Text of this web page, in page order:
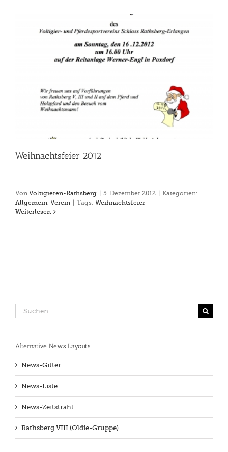
Weihnachtsfeier 2012
Von Voltigieren-Rathsberg | 5. Dezember 2012 | Kategorien:
Allgemein, Verein | Tags: Weihnachtsfeier
Weiterlesen
Suche
nach:
Alternative News Layouts
News-Gitter
News-Liste
News-Zeitstrahl
Rathsberg VIII (Oldie-Gruppe)